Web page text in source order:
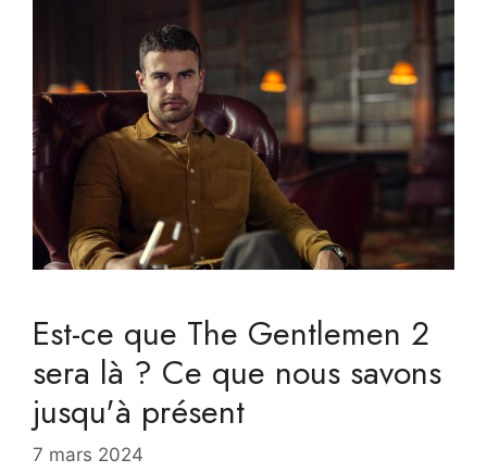
Est-ce que The Gentlemen 2
sera là ? Ce que nous savons
jusqu'à présent
7 mars 2024